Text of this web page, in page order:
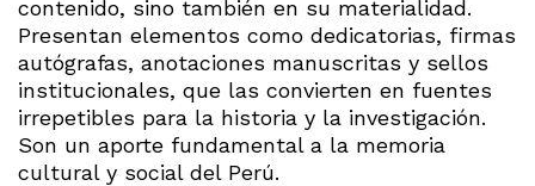
contenido, sino también en su materialidad.
Presentan elementos como dedicatorias, firmas
autógrafas, anotaciones manuscritas y sellos
institucionales, que las convierten en fuentes
irrepetibles para la historia y la investigación.
Son un aporte fundamental a la memoria
cultural y social del Perú.